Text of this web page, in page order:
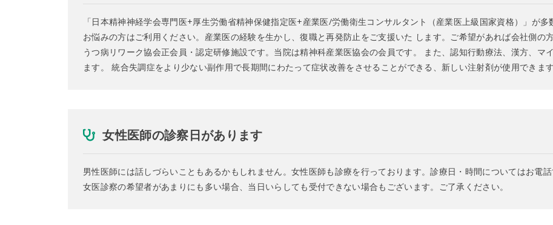
「日本精神神経学会専門医+厚生労働省精神保健指定医+産業医/労働衛生コンサルタント（産業医上級国家資格）」が
お悩みの方はご利用ください。産業医の経験を生かし、復職と再発防止をご支援いた します。ご希望があれば会社側の
うつ病リワーク協会正会員・認定研修施設です。当院は精神科産業医協会の会員です。 また、認知行動療法、漢方、マ
ます。 統合失調症をより少ない副作用で長期間にわたって症状改善をさせることができる、新しい注射剤が使用できます
女性医師の診察日があります
男性医師には話しづらいこともあるかもしれません。女性医師も診療を行っております。診療日・時間についてはお電
女医診察の希望者があまりにも多い場合、当日いらしても受付できない場合もございます。ご了承ください。